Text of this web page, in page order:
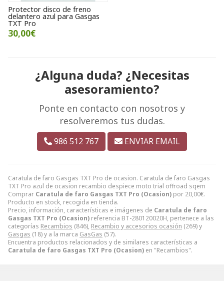
Caratula de faro Gasgas TXT Pro de ocasion. Caratula de faro Gasgas
TXT Pro azul de ocasion recambio despiece moto trial offroad sqem
Comprar Caratula de faro Gasgas TXT Pro (Ocasion) por 20,00€.
Producto en stock, recogida en tienda.
Precio, información, características e imágenes de Caratula de faro
Gasgas TXT Pro (Ocasion) referencia BT-280120020H, pertenece a las
categorías Recambios (846), Recambio y accesorios ocasión (269) y
Gasgas (18) y a la marca GasGas (57).
Encuentra productos relacionados y de similares características a
Caratula de faro Gasgas TXT Pro (Ocasion) en "Recambios".
Protector disco de freno
delantero azul para Gasgas
TXT Pro
30,00€
¿Alguna duda? ¿Necesitas
asesoramiento?
Ponte en contacto con nosotros y
resolveremos tus dudas.
986 512 767 ENVIAR EMAIL